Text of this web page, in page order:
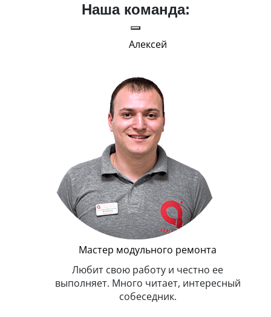
Наша команда:
Алексей
Мастер модульного ремонта
Любит свою работу и честно ее
выполняет. Много читает, интересный
собеседник.